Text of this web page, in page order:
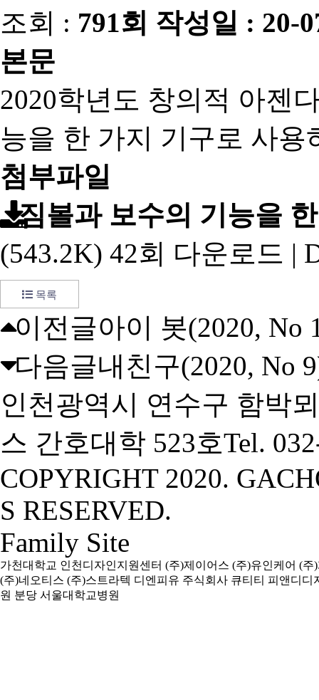
조회 : 791회 작성일 : 20-
본문
2020학년도 창의적 아젠
능을 한 가지 기구로 사용
첨부파일
짐볼과 보수의 기능을
(543.2K) 42회 다운로드 |
목록
이전글아이 봇(2020, No
다음글내친구(2020, No
인천광역시 연수구 함박
스 간호대학 523호Tel.
COPYRIGHT 2020.
S RESERVED.
Family Site
가천대학교 인천디자인지원센터 (주)제이어스 (주)유인케어 (주
(주)네오티스 (주)스트라텍 디엔피유 주식회사 큐티티 피앤디디
원 분당 서울대학교병원